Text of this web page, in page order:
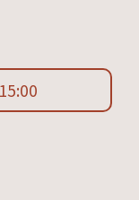
15:00